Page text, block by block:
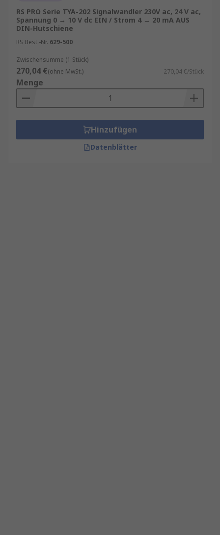
RS PRO Serie TYA-202 Signalwandler 230V ac, 24 V ac,
Spannung 0 → 10 V dc EIN / Strom 4 → 20 mA AUS
DIN-Hutschiene
RS Best.-Nr. 629-500
Zwischensumme (1 Stück)
270,04 €(ohne MwSt.) 270,04 €/Stück
Menge
Hinzufügen
Datenblätter